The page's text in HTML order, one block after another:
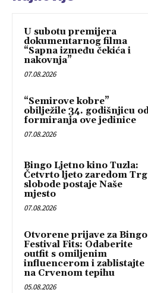
U subotu premijera
dokumentarnog filma
“Sapna između čekića i
nakovnja”
07.08.2026
“Semirove kobre”
obilježile 34. godišnjicu
formiranja ove jedinice
07.08.2026
Bingo Ljetno kino Tuzla:
Četvrto ljeto zaredom Trg
slobode postaje Naše
mjesto
07.08.2026
Otvorene prijave za Bingo
Festival Fits: Odaberite
outfit s omiljenim
influencerom i zablistajte
na Crvenom tepihu
05.08.2026